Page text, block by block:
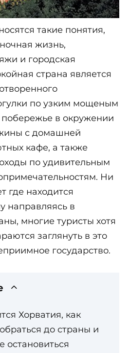
такие понятия,
жизнь,
и городская
страна является
по узким мощеным
в окружении
с домашней
кафе, а также
по удивительным
Ни
где находится
направляясь в
многие туристы хотя
заглянуть в это
государство.
Хорватия, как
до страны и
остановиться